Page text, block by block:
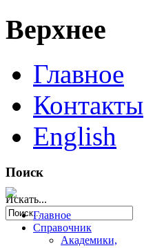
Верхнее
Главное
Контакты
English
Поиск
Искать...
Главное
Справочник
Академики,